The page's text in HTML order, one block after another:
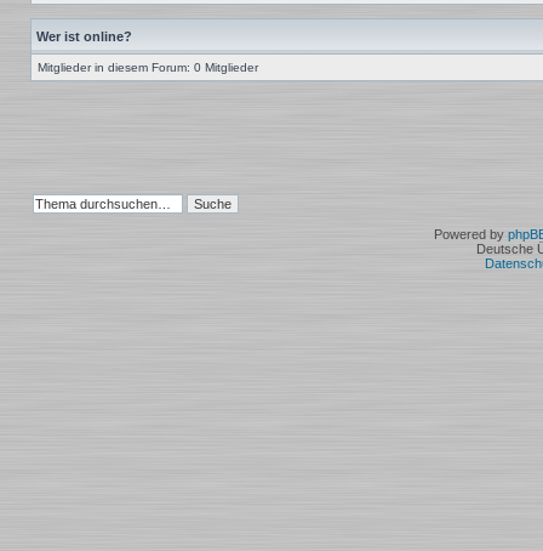
Wer ist online?
Mitglieder in diesem Forum: 0 Mitglieder
Powered by
Deutsche